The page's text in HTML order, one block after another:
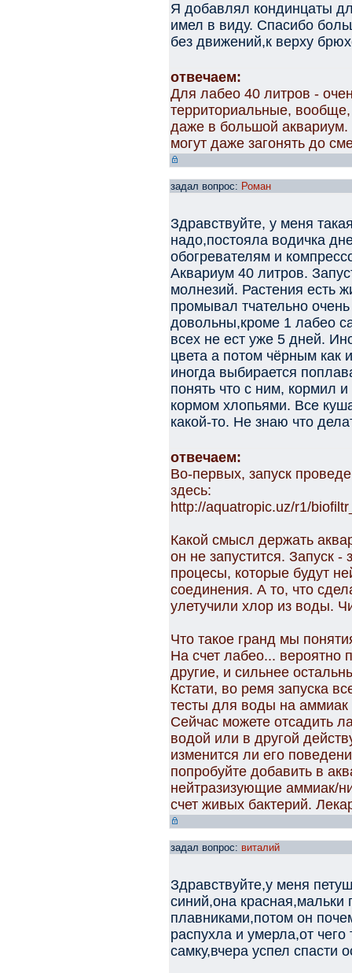
Я добавлял кондинцаты
имел в виду. Спасибо
без движений,к верху
отвечаем:
Для лабео 40 литров -
территориальные,
даже в большой аквариум.
могут даже загонять до
задал вопрос: Роман
Здравствуйте, у меня
надо,постояла водичка
обогревателям и
Аквариум 40 литров.
молнезий. Растения есть
промывал тчательно
довольны,кроме 1 лабео
всех не ест уже 5 дней.
цвета а потом чёрным как
иногда выбирается
понять что с ним, кормил
кормом хлопьями. Все
какой-то. Не знаю что
отвечаем:
Во-первых, запуск
здесь:
http://aquatropic.uz/r1/
Какой смысл держать
он не запустится. Запуск -
процесы, которые будут
соединения. А то, что
улетучили хлор из воды.
Что такое гранд мы
На счет лабео... вероятно
другие, и сильнее
Кстати, во ремя запуска
тесты для воды на аммиак
Сейчас можете отсадить
водой или в другой
изменится ли его
попробуйте добавить в
нейтразизующие аммиак/
счет живых бактерий.
задал вопрос: виталий
Здравствуйте,у меня
синий,она красная,мальки
плавниками,потом он
распухла и умерла,от
самку,вчера успел спасти